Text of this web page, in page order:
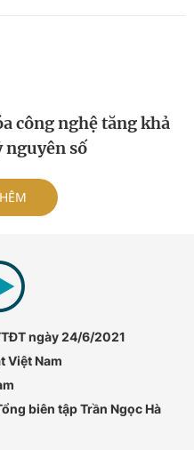
công nghệ tăng khả
nguyên số
ngày 24/6/2021
Việt Nam
biên tập Trần Ngọc Hà